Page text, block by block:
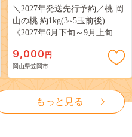
＼2027年発送先行予約／桃 岡
山の桃 約1kg(3~5玉前後)
《2027年6月下旬～9月上旬頃
岡山 はくとう スイーツ フル
ーツ 果物 デザート 旬 モモ も
も 先行予約 送料無料 果物 岡
山県 笠岡市 清水白桃 白鳳 白
麗 クール便---
kasaoka_zsy_419_100---
9,000 円
岡山県笠岡市
もっと見る